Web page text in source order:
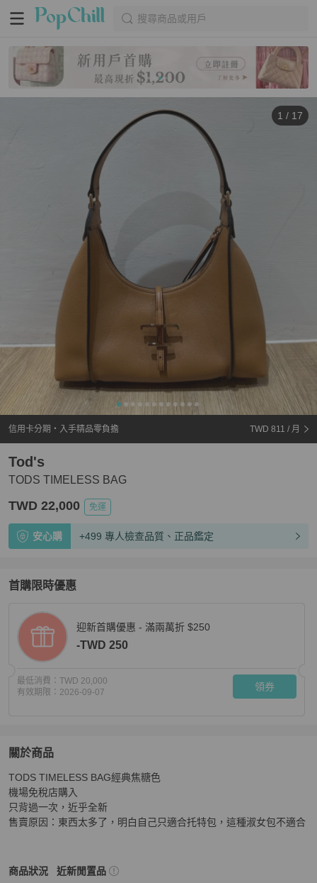
搜尋商品或用戶
1 / 17
信用卡分期・入手精品零負擔 TWD 811 / 月
TODS TIMELESS BAG
Tod's
TWD 22,000 免運
安心購 +499 專人檢查品質、正品鑑定
首購限時優惠
迎新首購優惠 - 滿兩萬折 $250
-TWD 250
最低消費： TWD 20,000
有效期限： 2026-09-07 領券
關於商品
關於TODS TIMELESS BAG商品詳情與購買須知
TODS TIMELESS BAG經典焦糖色
機場免稅店購入
只背過一次，近乎全新
售賣原因：東西太多了，明白自己只適合托特包，這種淑女包不適合
商品狀況
Tod's女包 商品狀態與細節
近新閒置品